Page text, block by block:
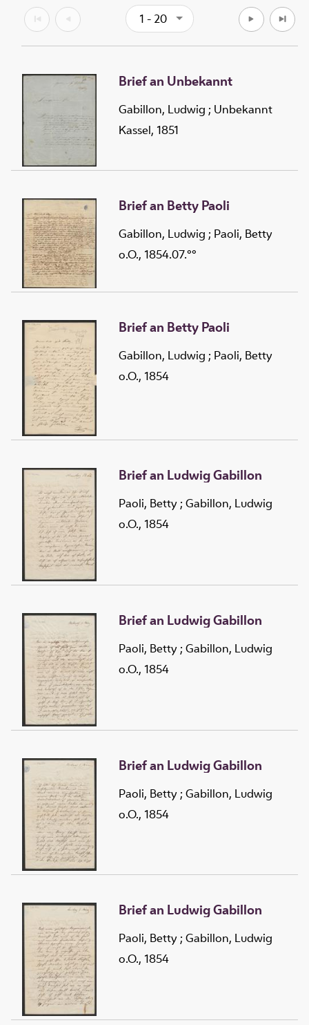
1 - 20
Brief an Unbekannt
Gabillon, Ludwig ; Unbekannt
Kassel, 1851
Brief an Betty Paoli
Gabillon, Ludwig ; Paoli, Betty
o.O., 1854.07.°°
Brief an Betty Paoli
Gabillon, Ludwig ; Paoli, Betty
o.O., 1854
Brief an Ludwig Gabillon
Paoli, Betty ; Gabillon, Ludwig
o.O., 1854
Brief an Ludwig Gabillon
Paoli, Betty ; Gabillon, Ludwig
o.O., 1854
Brief an Ludwig Gabillon
Paoli, Betty ; Gabillon, Ludwig
o.O., 1854
Brief an Ludwig Gabillon
Paoli, Betty ; Gabillon, Ludwig
o.O., 1854